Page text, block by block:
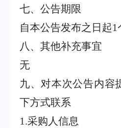
七、公告期限
自本公告发布之日起1
八、其他补充事宜
无
九、对本次公告内容
下方式联系
1.采购人信息